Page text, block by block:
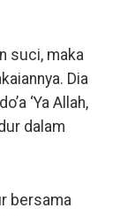
suci, maka
Dia
‘Ya Allah,
dalam
bersama